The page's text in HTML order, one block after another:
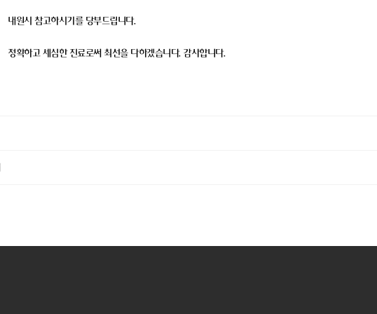
내원시 참고하시기를 당부드립니다.
정확하고 세심한 진료로써 최선을 다하겠습니다. 감사합니다.